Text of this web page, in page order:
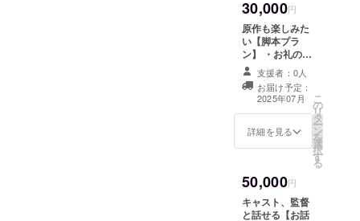
ブック/24p（予
定） ・制作陣コ
メントブッ
ク/24p（予定）
メインビジュア
ルを使用したス
テッカーとなる
予定です。 商品
サイズ：最大
6cm×8cm （予
定） ・先行視聴
URL ・未公
開/NGシーン特
別総集編視聴
URL ・ブロマイ
ドセット お届け
リジナルフォト
ブック/24p（予
定） ・制作陣コ
メントブッ
30,000円
原作も楽しみた
い【脚本プラ
ン】 ・お礼のお
手紙 ・メディア
アートゼミ展示
会/卒業制作展案
内 開催地：未定
（御茶ノ水近
郊） 詳細はメー
ンビジュアルを
使用したステッ
カーとなる予定
支援者：0人
お届け予定：
2025年07月
詳細を見る
こ
の
リ
タ
ー
ン
を
選
択
す
る
50,000円
キャスト、監督
と話せる【お話